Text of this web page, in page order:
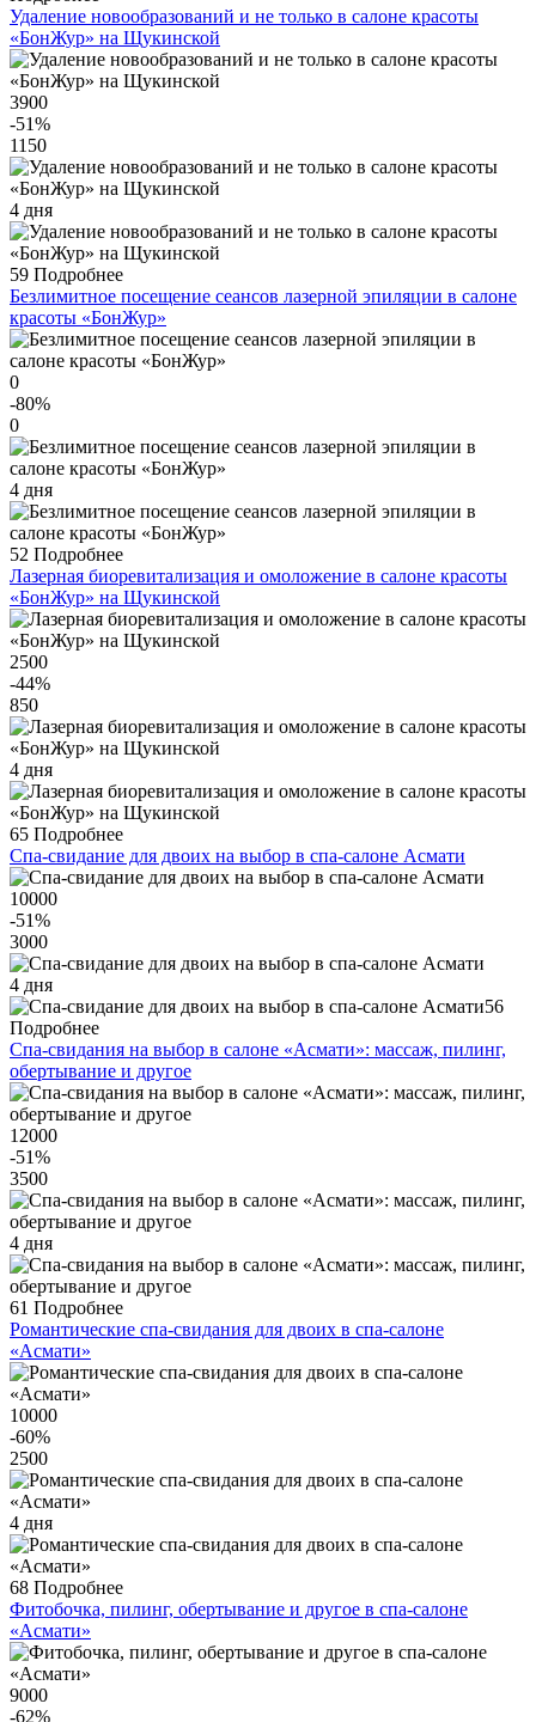
Удаление новообразований и не только в салоне красоты
«БонЖур» на Щукинской
3900
-51%
1150
4 дня
59 Подробнее
Безлимитное посещение сеансов лазерной эпиляции в салоне
красоты «БонЖур»
0
-80%
0
4 дня
52 Подробнее
Лазерная биоревитализация и омоложение в салоне красоты
«БонЖур» на Щукинской
2500
-44%
850
4 дня
65 Подробнее
Спа-свидание для двоих на выбор в спа-салоне Асмати
10000
-51%
3000
4 дня
56
Подробнее
Спа-свидания на выбор в салоне «Асмати»: массаж, пилинг,
обертывание и другое
12000
-51%
3500
4 дня
61 Подробнее
Романтические спа-свидания для двоих в спа-салоне
«Асмати»
10000
-60%
2500
4 дня
68 Подробнее
Фитобочка, пилинг, обертывание и другое в спа-салоне
«Асмати»
9000
-62%